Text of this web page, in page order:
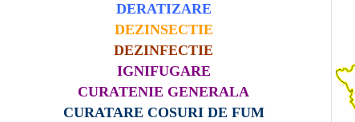
DERATIZARE
DEZINSECTIE
DEZINFECTIE
IGNIFUGARE
CURATENIE GENERALA
CURATARE COSURI DE FUM